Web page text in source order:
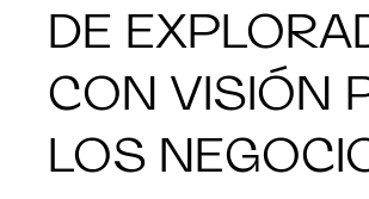
DE
CON VISIÓN
LOS